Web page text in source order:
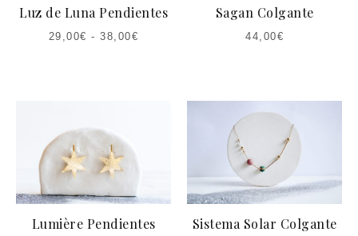
Luz de Luna Pendientes
29,00€ -38,00€
Sagan Colgante
44,00€
Lumière Pendientes Sistema Solar Colgante